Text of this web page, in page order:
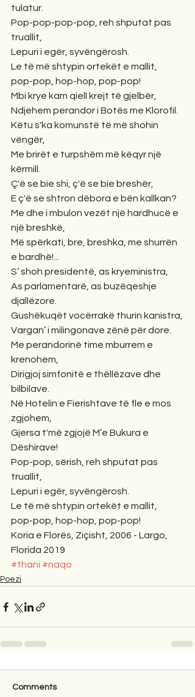
tulatur.
Pop-pop-pop-pop, reh shputat pas
truallit,
Lepuri i egër, syvëngërosh.
Le të më shtypin ortekët e mallit,
pop-pop, hop-hop, pop-pop!
Mbi krye kam qiell krejt të gjelbër,
Ndjehem perandor i Botës me Klorofil.
Këtu s'ka komunstë të më shohin
vëngër,
Me brirët e turpshëm më këqyr një
kërmill.
Ç'ë se bie shi, ç'ë se bie breshër,
E ç'ë se shtron dëbora e bën kallkan?
Me dhe i mbulon vezët një hardhucë e
një breshkë,
Më spërkati, bre, breshka, me shurrën
e bardhë!...
S’ shoh presidentë, as kryeministra,
As parlamentarë, as buzëqeshje
djallëzore.
Gushëkuqët vocërrakë thurin kanistra,
Vargan’ i milingonave zënë për dore.
Me perandorinë time mburrem e
krenohem,
Dirigjoj simfonitë e thëllëzave dhe
bilbilave.
Në Hotelin e Fierishtave të fle e mos
zgjohem,
Gjersa t'më zgjojë M’e Bukura e
Dëshirave!
Pop-pop, sërish, reh shputat pas
truallit,
Lepuri i egër, syvëngërosh.
Le të më shtypin ortekët e mallit,
pop-pop, hop-hop, pop-pop!
Koria e Florës, Ziçisht, 2006 - Largo,
Florida 2019
#thani #naqo
Poezi
Comments